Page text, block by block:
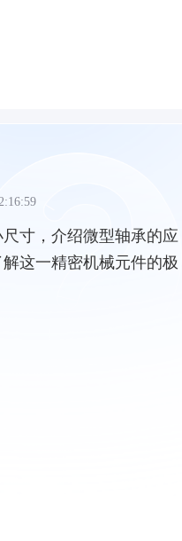
寸，介绍微型轴承的应
这一精密机械元件的极